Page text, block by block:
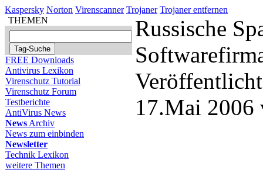
Kaspersky Norton Virenscanner Trojaner Trojaner entfernen
THEMEN
FREE Downloads
Antivirus Lexikon
Virenschutz Tutorial
Virenschutz Forum
Testberichte
AntiVirus News
News Archiv
News zum einbinden
Newsletter
Technik Lexikon
weitere Themen
Russische
17.Mai 2006